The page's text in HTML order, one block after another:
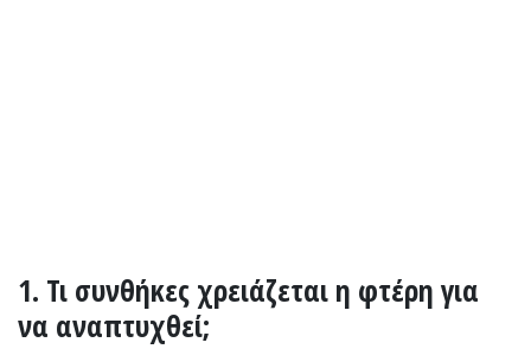
1. Τι συνθήκες χρειάζεται η φτέρη για
να αναπτυχθεί;